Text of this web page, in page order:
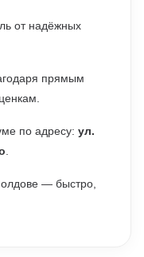
от надёжных
прямым
по адресу: ул.
— быстро,